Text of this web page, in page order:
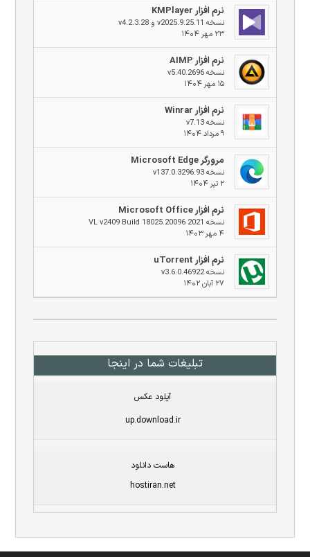
نرم افزار KMPlayer
نسخه v2025.9.25.11 و v4.2.3.28
۲۳ مهر ۱۴۰۴
نرم افزار AIMP
نسخه v5.40.2696
۱۵ مهر ۱۴۰۴
نرم افزار Winrar
نسخه v7.13
۹ مرداد ۱۴۰۴
مرورگر Microsoft Edge
نسخه v137.0.3296.93
۲ تیر ۱۴۰۴
نرم افزار Microsoft Office
نسخه 2021 VL v2409 Build 18025.20096
۴ مهر ۱۴۰۳
نرم افزار uTorrent
نسخه v3.6.0.46922
۲۷ آبان ۱۴۰۲
تبلیغات شما در اینجا
آپلود عکس
up.download.ir
هاست دانلود
hostiran.net